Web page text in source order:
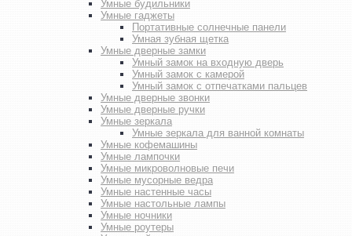
Умные будильники
Умные гаджеты
Портативные солнечные панели
Умная зубная щетка
Умные дверные замки
Умный замок на входную дверь
Умный замок с камерой
Умный замок с отпечатками пальцев
Умные дверные звонки
Умные дверные ручки
Умные зеркала
Умные зеркала для ванной комнаты
Умные кофемашины
Умные лампочки
Умные микроволновые печи
Умные мусорные ведра
Умные настенные часы
Умные настольные лампы
Умные ночники
Умные роутеры